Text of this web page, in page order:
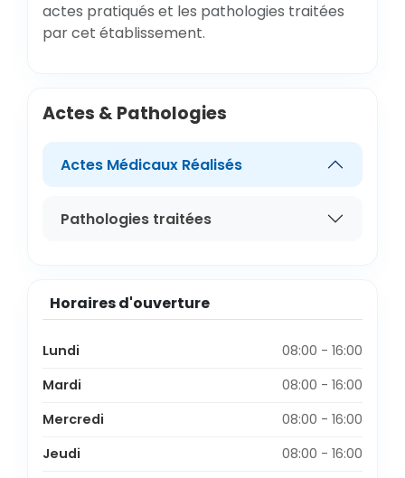
actes pratiqués et les pathologies traitées
par cet établissement.
Actes & Pathologies
Actes Médicaux Réalisés
Pathologies traitées
Horaires d'ouverture
Lundi
08:00 - 16:00
Mardi
08:00 - 16:00
Mercredi
08:00 - 16:00
Jeudi
08:00 - 16:00